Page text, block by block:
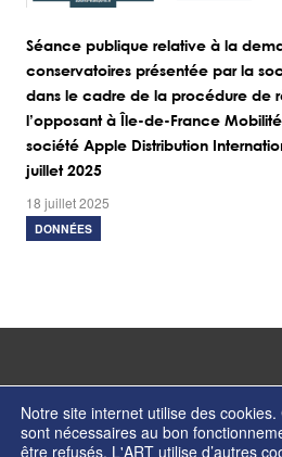
Séance publique relative à la
conservatoires présentée par la
dans le cadre de la procédure de
l’opposant à Île-de-France
société Apple Distribution
juillet 2025
18 juillet 2025
DONNÉES
Notre site internet utilise des
sont nécessaires au bon
être refusés. L'ART utilise d’autres